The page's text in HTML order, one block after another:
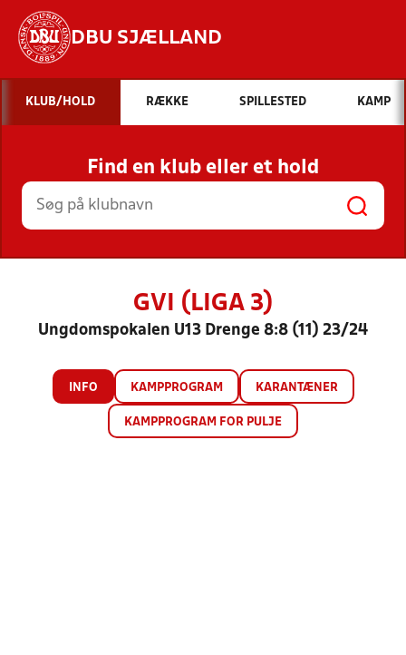
DBU SJÆLLAND
Hvad vil du søge efter?
INDHOLD OG NYHEDER
STILLINGER, RESULTATER, KLUBBER OG
HOLD
KLUB/HOLD RÆKKE SPILLESTED KAMP
Find en klub eller et hold
GVI (LIGA 3)
Ungdomspokalen U13 Drenge 8:8 (11) 23/24
INFO KAMPPROGRAM KARANTÆNER
KAMPPROGRAM FOR PULJE